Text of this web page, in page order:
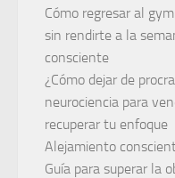
Cómo regresar al
sin rendirte a la
consciente
¿Cómo dejar de
neurociencia para
recuperar tu enfoque
Alejamiento
Guía para superar la